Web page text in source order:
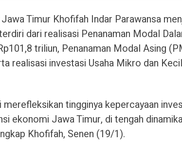
Timur Khofifah Indar Parawansa
dari realisasi Penanaman Modal
triliun, Penanaman Modal Asing
realisasi investasi Usaha Mikro dan
merefleksikan tingginya kepercayaan
ekonomi Jawa Timur, di tengah
Khofifah, Senen (19/1).